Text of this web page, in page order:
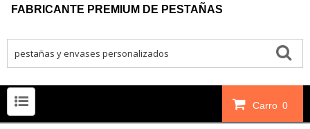
FABRICANTE PREMIUM DE PESTAÑAS
Carro 0